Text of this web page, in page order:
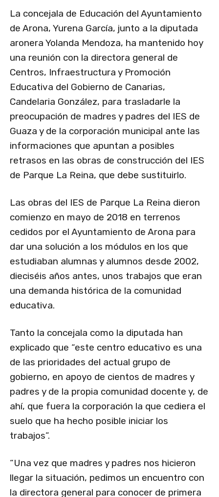
La concejala de Educación del Ayuntamiento
de Arona, Yurena García, junto a la diputada
aronera Yolanda Mendoza, ha mantenido hoy
una reunión con la directora general de
Centros, Infraestructura y Promoción
Educativa del Gobierno de Canarias,
Candelaria González, para trasladarle la
preocupación de madres y padres del IES de
Guaza y de la corporación municipal ante las
informaciones que apuntan a posibles
retrasos en las obras de construcción del IES
de Parque La Reina, que debe sustituirlo.
Las obras del IES de Parque La Reina dieron
comienzo en mayo de 2018 en terrenos
cedidos por el Ayuntamiento de Arona para
dar una solución a los módulos en los que
estudiaban alumnas y alumnos desde 2002,
dieciséis años antes, unos trabajos que eran
una demanda histórica de la comunidad
educativa.
Tanto la concejala como la diputada han
explicado que “este centro educativo es una
de las prioridades del actual grupo de
gobierno, en apoyo de cientos de madres y
padres y de la propia comunidad docente y, de
ahí, que fuera la corporación la que cediera el
suelo que ha hecho posible iniciar los
trabajos”.
“Una vez que madres y padres nos hicieron
llegar la situación, pedimos un encuentro con
la directora general para conocer de primera